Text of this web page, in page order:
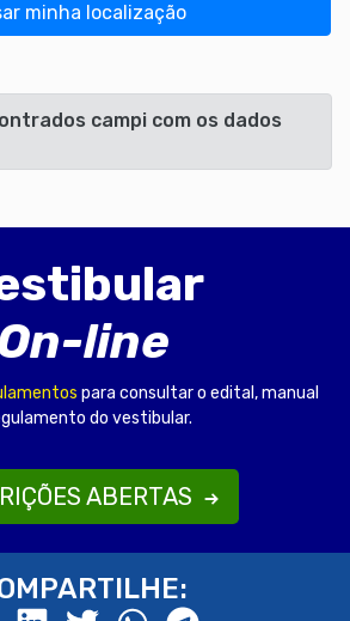
minha localização
campi com os dados
line
para consultar o edital, manual
do vestibular.
ABERTAS